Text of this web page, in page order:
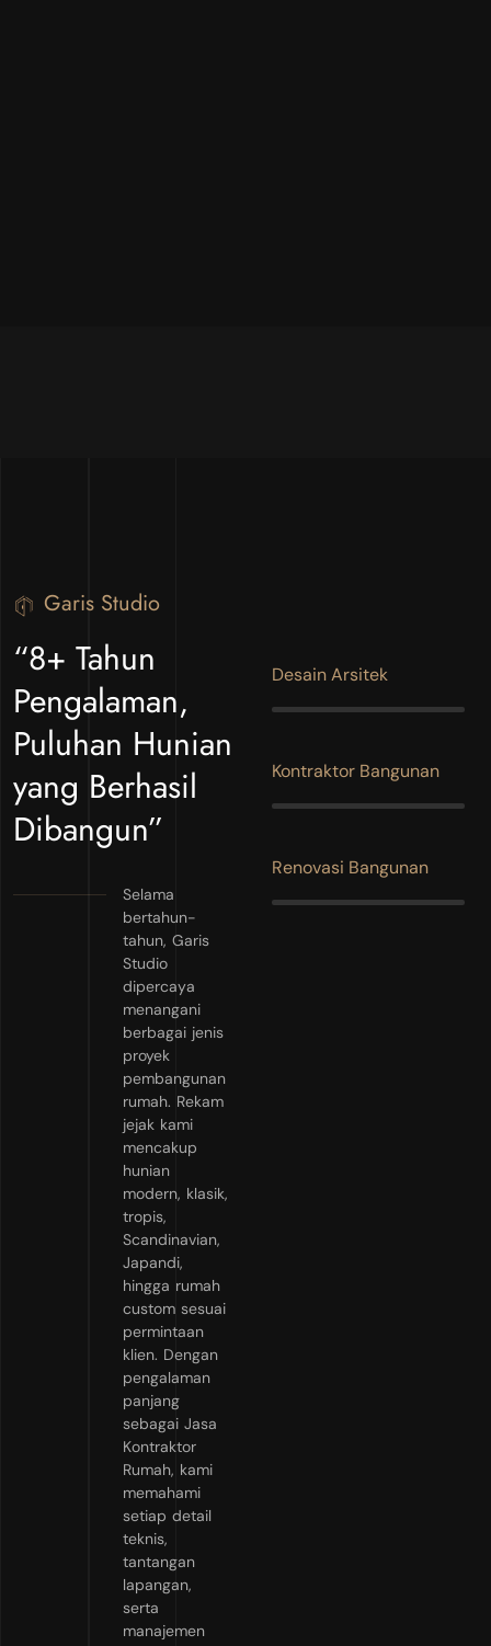
Garis Studio
“8+ Tahun
Pengalaman,
Puluhan Hunian
yang Berhasil
Dibangun”
Selama
bertahun-
tahun, Garis
Studio
dipercaya
menangani
berbagai jenis
proyek
pembangunan
rumah. Rekam
jejak kami
mencakup
hunian
modern, klasik,
tropis,
Scandinavian,
Japandi,
hingga rumah
custom sesuai
permintaan
klien. Dengan
pengalaman
panjang
sebagai Jasa
Kontraktor
Rumah, kami
memahami
setiap detail
teknis,
tantangan
lapangan,
serta
manajemen
Desain Arsitek
Kontraktor Bangunan
Renovasi Bangunan